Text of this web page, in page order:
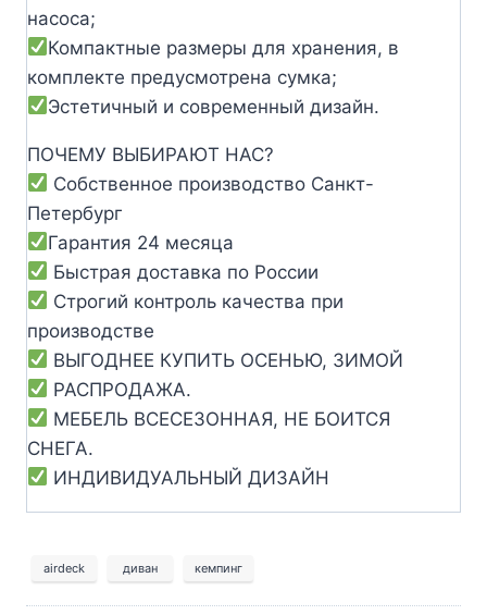
насоса;
Компактные размеры для хранения, в
комплекте предусмотрена сумка;
Эстетичный и современный дизайн.
ПОЧЕМУ ВЫБИРАЮТ НАС?
Собственное производство Санкт-
Петербург
Гарантия 24 месяца
Быстрая доставка по России
Строгий контроль качества при
производстве
ВЫГОДНЕЕ КУПИТЬ ОСЕНЬЮ, ЗИМОЙ
РАСПРОДАЖА.
МЕБЕЛЬ ВСЕСЕЗОННАЯ, НЕ БОИТСЯ
СНЕГА.
ИНДИВИДУАЛЬНЫЙ ДИЗАЙН
airdeck диван кемпинг